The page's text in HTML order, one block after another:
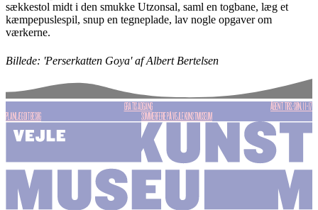
sækkestol midt i den smukke Utzonsal, saml en togbane, læg et
kæmpepuslespil, snup en tegneplade, lav nogle opgaver om
værkerne.
Billede: 'Perserkatten Goya' af Albert Bertelsen
GRATIS ADGANG ÅBENT TIRS.-SØN. 11-17
PLANLÆG DIT BESØG SOMMERFERIE PÅ VEJLE KUNSTMUSEUM